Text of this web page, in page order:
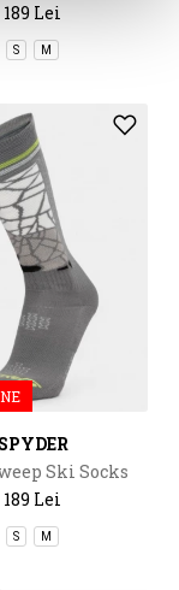
189 Lei
S M
SPYDER
Ski Socks
189 Lei
S M